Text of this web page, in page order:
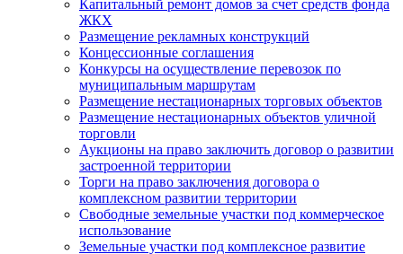
Капитальный ремонт домов за счет средств фонда
ЖКХ
Размещение рекламных конструкций
Концессионные соглашения
Конкурсы на осуществление перевозок по
муниципальным маршрутам
Размещение нестационарных торговых объектов
Размещение нестационарных объектов уличной
торговли
Аукционы на право заключить договор о развитии
застроенной территории
Торги на право заключения договора о
комплексном развитии территории
Свободные земельные участки под коммерческое
использование
Земельные участки под комплексное развитие